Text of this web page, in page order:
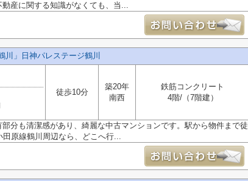
産に関する知識がなくても、当...
川」日神パレステージ鶴川
徒歩10分
築20年
南西
鉄筋コンクリート
4階/（7階建）
分も清潔感があり、綺麗な中古マンションです。駅から物件まで徒
原線鶴川周辺なら、どこへ行...